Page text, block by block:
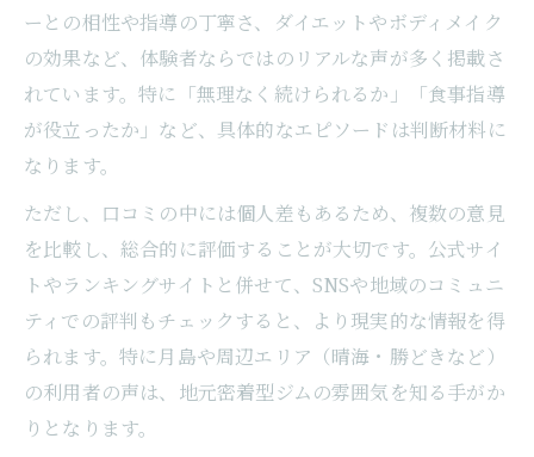
ーとの相性や指導の丁寧さ、ダイエットやボディメイク
の効果など、体験者ならではのリアルな声が多く掲載さ
れています。特に「無理なく続けられるか」「食事指導
が役立ったか」など、具体的なエピソードは判断材料に
なります。
ただし、口コミの中には個人差もあるため、複数の意見
を比較し、総合的に評価することが大切です。公式サイ
トやランキングサイトと併せて、SNSや地域のコミュニ
ティでの評判もチェックすると、より現実的な情報を得
られます。特に月島や周辺エリア（晴海・勝どきなど）
の利用者の声は、地元密着型ジムの雰囲気を知る手がか
りとなります。